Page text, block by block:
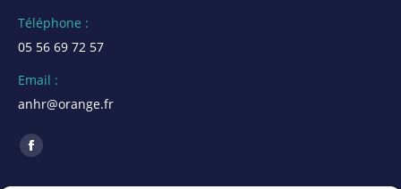
Téléphone :
05 56 69 72 57
Email :
anhr@orange.fr
Trouvez nous sur :
La